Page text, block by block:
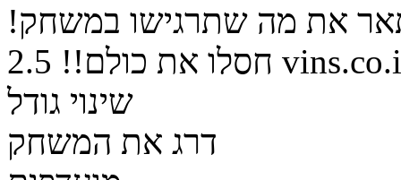
את מה שתרגישו במשחק!
חסלו את כולם!! 2.5
שינוי גודל
דרג את המשחק